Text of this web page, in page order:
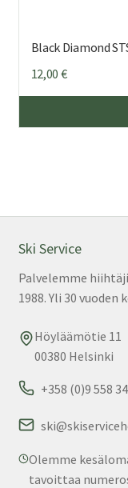
Black Diamond
12,00 €
Ski Service
Palvelemme
1988. Yli 30
Höyläämötie 11
00380 Helsinki
+358 (0)9 558
Olemme
tavoittaa